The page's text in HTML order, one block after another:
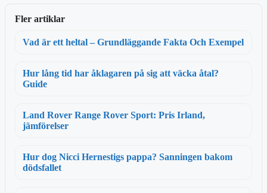
Fler artiklar
Vad är ett heltal – Grundläggande Fakta Och Exempel
Hur lång tid har åklagaren på sig att väcka åtal?
Guide
Land Rover Range Rover Sport: Pris Irland,
jämförelser
Hur dog Nicci Hernestigs pappa? Sanningen bakom
dödsfallet